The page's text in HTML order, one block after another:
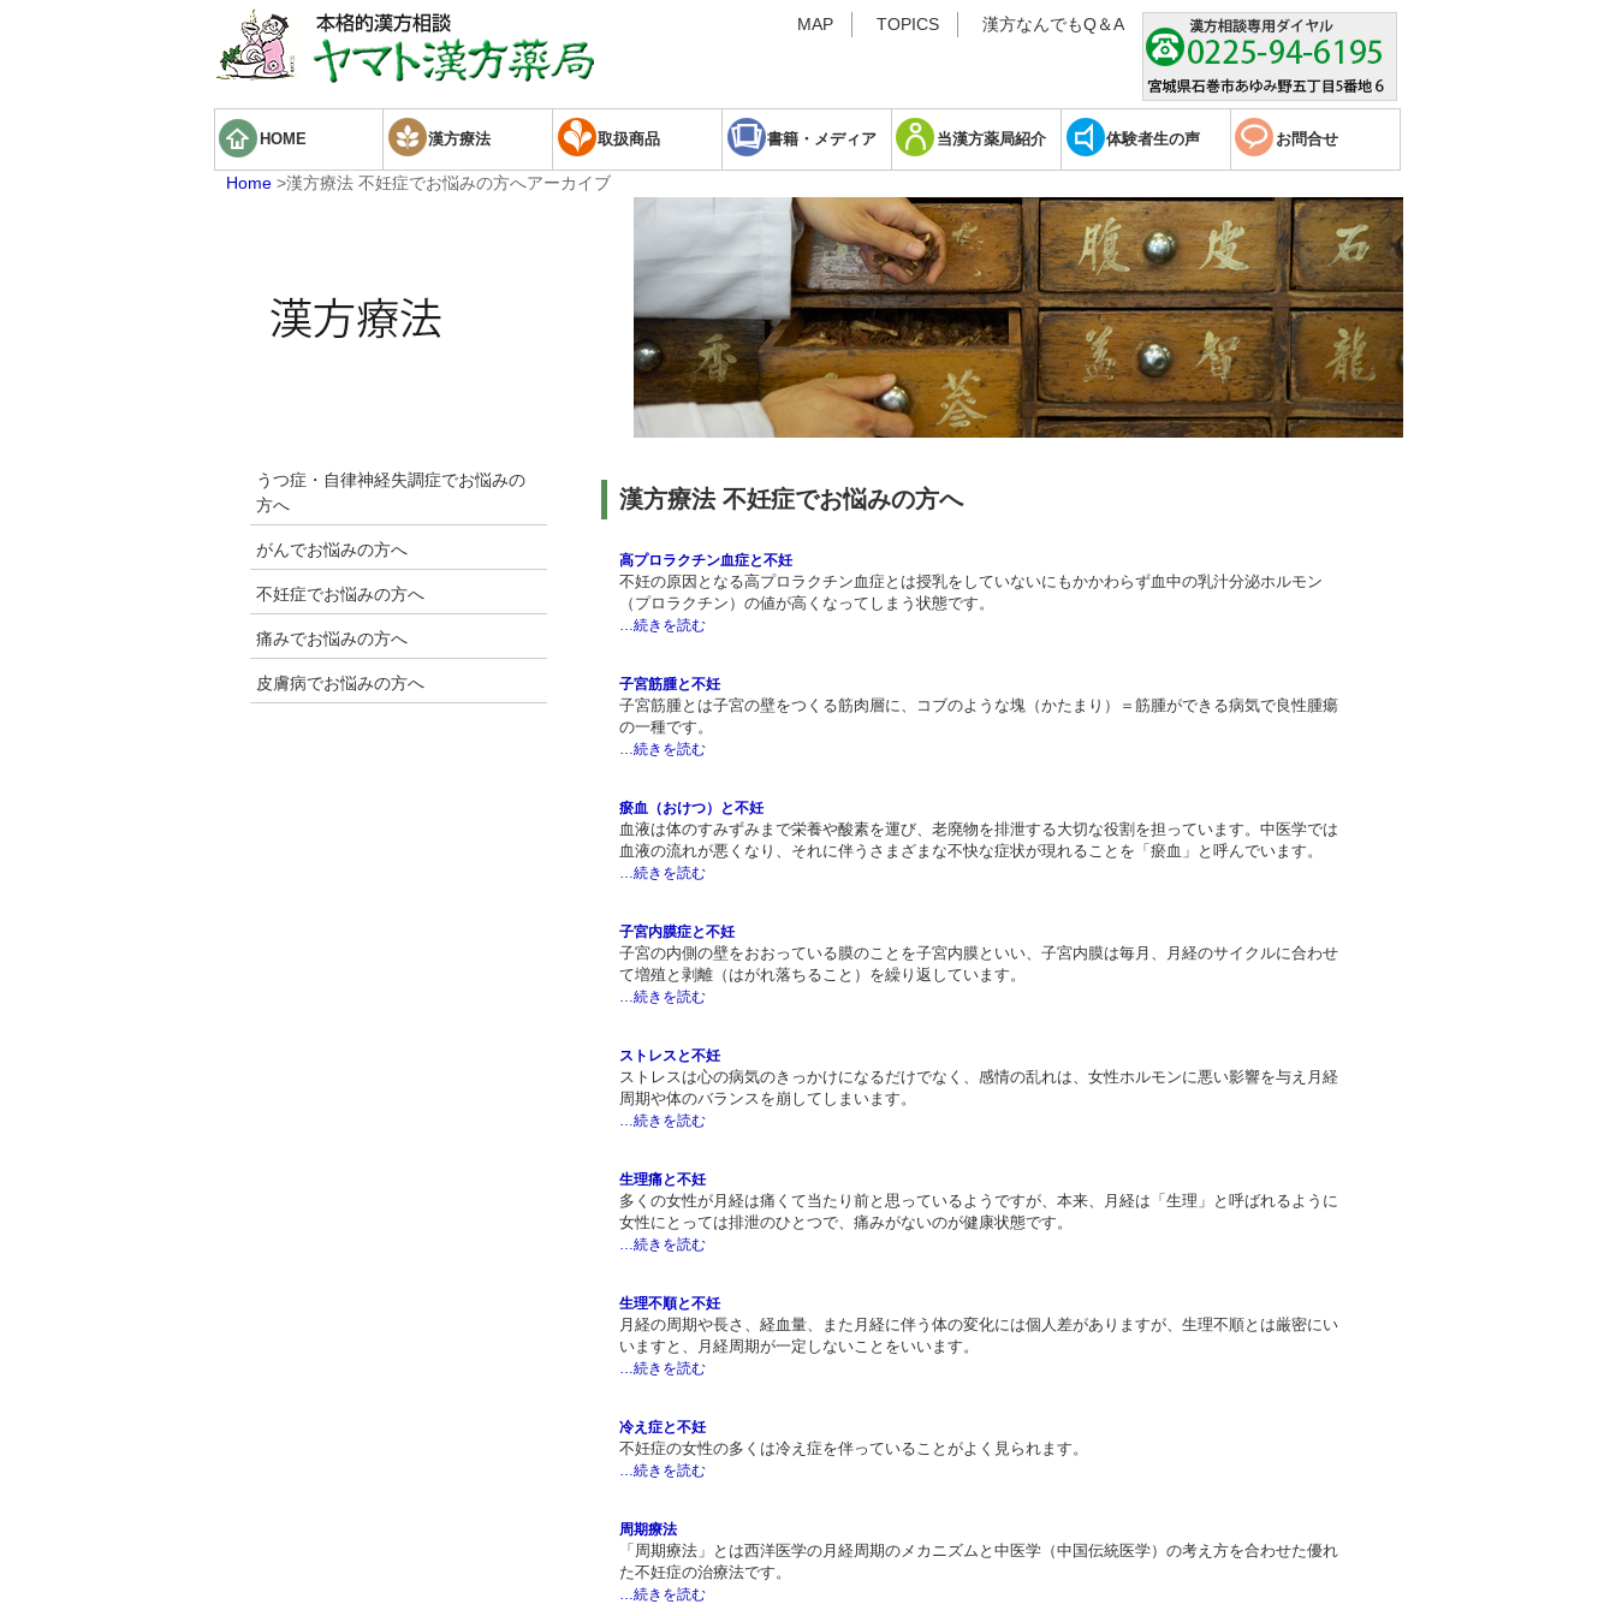
MAP TOPICS 漢方なんでもQ＆A
HOME 漢方療法 取扱商品 書籍・メディア 当漢方薬局紹介 体験者生の声 お問合せ
Home>漢方療法 不妊症でお悩みの方へアーカイブ
うつ症・自律神経失調症でお悩みの
方へ
がんでお悩みの方へ
不妊症でお悩みの方へ
痛みでお悩みの方へ
皮膚病でお悩みの方へ
漢方療法 不妊症でお悩みの方へ
高プロラクチン血症と不妊
不妊の原因となる高プロラクチン血症とは授乳をしていないにもかかわらず血中の乳汁分泌ホルモン
（プロラクチン）の値が高くなってしまう状態です。
…続きを読む
子宮筋腫と不妊
子宮筋腫とは子宮の壁をつくる筋肉層に、コブのような塊（かたまり）＝筋腫ができる病気で良性腫瘍
の一種です。
…続きを読む
瘀血（おけつ）と不妊
血液は体のすみずみまで栄養や酸素を運び、老廃物を排泄する大切な役割を担っています。中医学では
血液の流れが悪くなり、それに伴うさまざまな不快な症状が現れることを「瘀血」と呼んでいます。
…続きを読む
子宮内膜症と不妊
子宮の内側の壁をおおっている膜のことを子宮内膜といい、子宮内膜は毎月、月経のサイクルに合わせ
て増殖と剥離（はがれ落ちること）を繰り返しています。
…続きを読む
ストレスと不妊
ストレスは心の病気のきっかけになるだけでなく、感情の乱れは、女性ホルモンに悪い影響を与え月経
周期や体のバランスを崩してしまいます。
…続きを読む
生理痛と不妊
多くの女性が月経は痛くて当たり前と思っているようですが、本来、月経は「生理」と呼ばれるように
女性にとっては排泄のひとつで、痛みがないのが健康状態です。
…続きを読む
生理不順と不妊
月経の周期や長さ、経血量、また月経に伴う体の変化には個人差がありますが、生理不順とは厳密にい
いますと、月経周期が一定しないことをいいます。
…続きを読む
冷え症と不妊
不妊症の女性の多くは冷え症を伴っていることがよく見られます。
…続きを読む
周期療法
「周期療法」とは西洋医学の月経周期のメカニズムと中医学（中国伝統医学）の考え方を合わせた優れ
た不妊症の治療法です。
…続きを読む